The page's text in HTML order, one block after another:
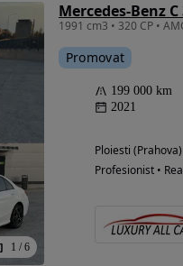
1 / 6
Mercedes-Benz
Promovat
199 000 km
2021
Ploiesti (Prahova)
Profesionist •